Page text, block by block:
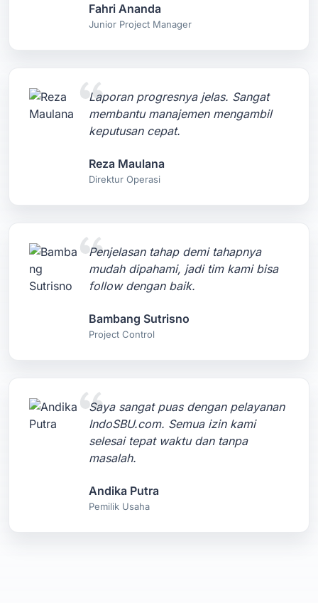
Fahri Ananda
Junior Project Manager
Laporan progresnya jelas. Sangat
membantu manajemen mengambil
keputusan cepat.
Reza Maulana
Direktur Operasi
Penjelasan tahap demi tahapnya
mudah dipahami, jadi tim kami bisa
follow dengan baik.
Bambang Sutrisno
Project Control
Saya sangat puas dengan pelayanan
IndoSBU.com. Semua izin kami
selesai tepat waktu dan tanpa
masalah.
Andika Putra
Pemilik Usaha